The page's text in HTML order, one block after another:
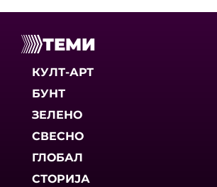
ТЕМИ
КУЛТ-АРТ
БУНТ
ЗЕЛЕНО
СВЕСНО
ГЛОБАЛ
СТОРИЈА